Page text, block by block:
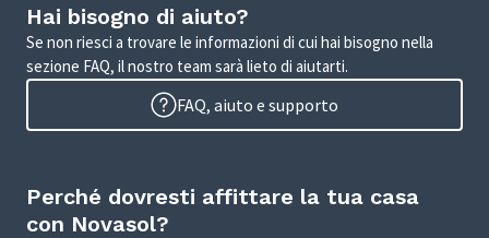
Hai bisogno di aiuto?
Se non riesci a trovare le informazioni di cui hai bisogno nella
sezione FAQ, il nostro team sarà lieto di aiutarti.
FAQ, aiuto e supporto
Perché dovresti affittare la tua casa
con Novasol?